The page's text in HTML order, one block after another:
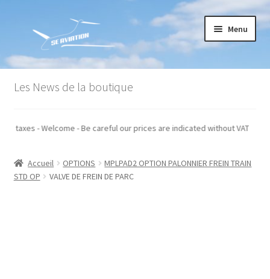
la
navigation
contenu
Menu
Accueil
Conditions générales de vente
Mon compte
Les News de la boutique
hors taxes - Welcome - Be careful our prices are indicated without VAT
Accueil OPTIONS
MPLPAD2 OPTION PALONNIER FREIN TRAIN
STD OP
VALVE DE FREIN DE PARC